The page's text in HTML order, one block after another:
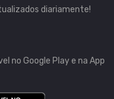
diariamente!
no Google Play e na App